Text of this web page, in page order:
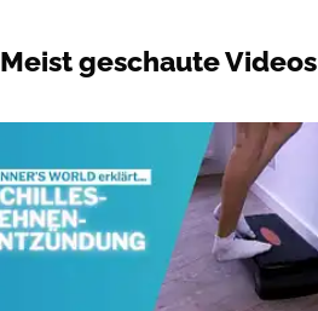
Meist geschaute Videos